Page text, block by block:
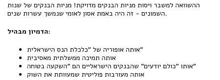
ההשוואה למשבר ויסות מניות הבנקים מדויקת! מניות הבנקים של שנות
השמונים - זה היה באמת אסון לאומי שנמשך עשרות שנים.
הדמיון מבהיל:
אותה אופוריה של "כלכלת הנס הישראלית"
אותה תמיכה ממשלתית מאסיבית
אותו "כולם יודעים" שהבנקים הישראליים הם "השקעה בטוחה"
אותה מעורבות פוליטית שמעוותת את השוק